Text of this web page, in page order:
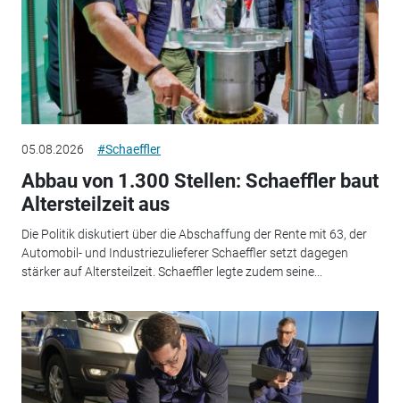
05.08.2026 #Schaeffler
Abbau von 1.300 Stellen: Schaeffler baut
Altersteilzeit aus
Die Politik diskutiert über die Abschaffung der Rente mit 63, der
Automobil- und Industriezulieferer Schaeffler setzt dagegen
stärker auf Altersteilzeit. Schaeffler legte zudem seine...